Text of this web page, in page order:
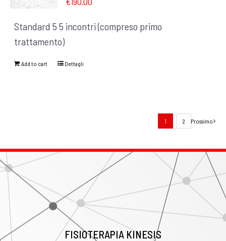
Standard 5 5 incontri (compreso primo
trattamento)
Add to cart Dettagli
1 2 Prossimo
FISIOTERAPIA KINESIS